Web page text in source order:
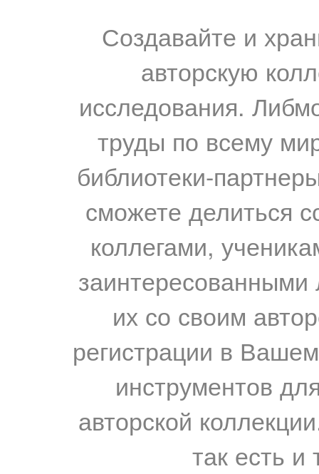
Создавайте и
авторскую
исследования.
труды по всему
библиотеки-
сможете делиться
коллегами,
их со своим
регистрации в
инструментов
авторской
так есть и